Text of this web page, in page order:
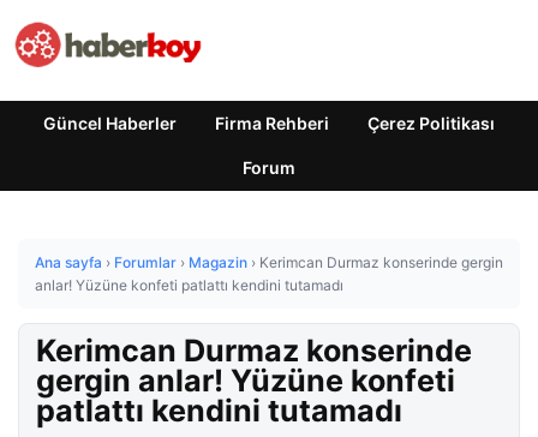
Güncel Haberler Firma Rehberi Çerez Politikası
Forum
Ana sayfa › Forumlar › Magazin › Kerimcan Durmaz konserinde gergin
anlar! Yüzüne konfeti patlattı kendini tutamadı
Kerimcan Durmaz konserinde
gergin anlar! Yüzüne konfeti
patlattı kendini tutamadı